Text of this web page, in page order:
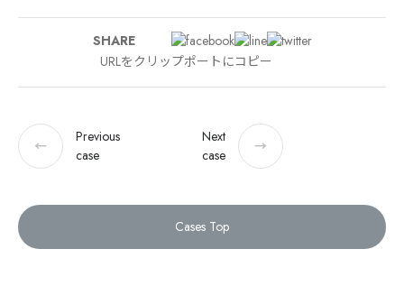
SHARE
URLをクリップポートにコピー
←
Previous
case
Cases Top
Next
case
→